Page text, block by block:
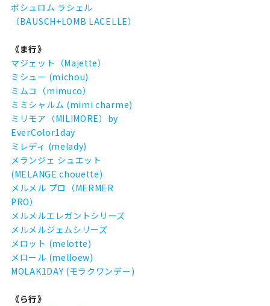
ボシュロム ラシェル
（BAUSCH+LOMB LACELLE）
《ま行》
マジェット（Majette）
ミシュー (michou)
ミムコ（mimuco）
ミミシャルム (mimi charme)
ミリモア（MILIMORE）by
EverColor1day
ミレディ (melady)
メランジェ シュエット
(MELANGE chouette)
メルメル プロ（MERMER
PRO）
メルメルエレガントシリーズ
メルメルジェムシリーズ
メロット (melotte)
メロール (melloew)
MOLAK1DAY (モラクワンデー)
《ら行》